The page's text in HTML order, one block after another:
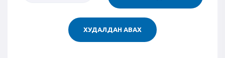
ХУДАЛДАН АВАХ